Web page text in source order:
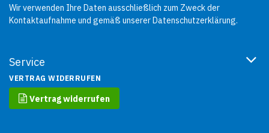
Service
VERTRAG WIDERRUFEN
Vertrag widerrufen
Wir verwenden Ihre Daten ausschließlich zum Zweck der
Kontaktaufnahme und gemäß unsererDatenschutzerklärung.